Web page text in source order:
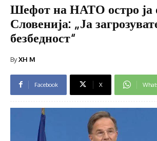
Шефот на НАТО остро ја
Словенија: „Ја
безбедност“
ByXH M
Facebook X